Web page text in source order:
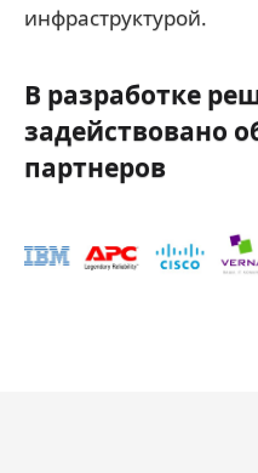
инфраструктурой.
В разработке
задействовано
партнеров